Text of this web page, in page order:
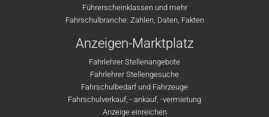
Führerscheinklassen und mehr
Fahrschulbranche: Zahlen, Daten, Fakten
Anzeigen-Marktplatz
Fahrlehrer Stellenangebote
Fahrlehrer Stellengesuche
Fahrschulbedarf und Fahrzeuge
Fahrschulverkauf, - ankauf, -vermietung
Anzeige einreichen